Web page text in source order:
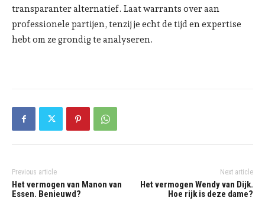
transparanter alternatief. Laat warrants over aan
professionele partijen, tenzij je echt de tijd en expertise
hebt om ze grondig te analyseren.
Previous article
Het vermogen van Manon van
Essen. Benieuwd?
Next article
Het vermogen Wendy van Dijk.
Hoe rijk is deze dame?